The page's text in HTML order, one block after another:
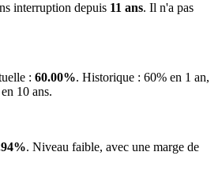
interruption depuis 11 ans. Il n'a pas
: 60.00%. Historique : 60% en 1 an,
10 ans.
. Niveau faible, avec une marge de